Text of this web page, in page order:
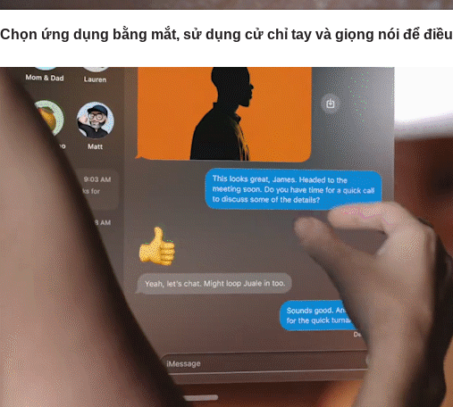
Chọn ứng dụng bằng mắt, sử dụng cử chỉ tay và giọng nói để